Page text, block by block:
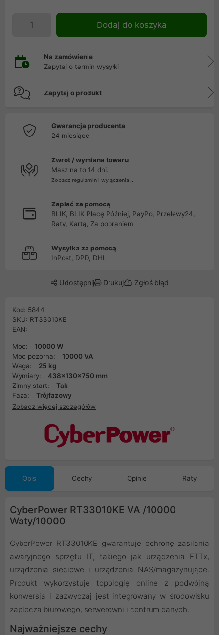
Dodaj do koszyka
Na zamówienie
Zapytaj o termin wysyłki
Zapytaj o produkt
Gwarancja producenta
24 miesiące
Zwrot / wymiana towaru
Masz na to 14 dni.
Zobacz regulamin i wyłączenia...
Zapłać za pomocą
BLIK, BLIK Płacę Później, PayPo, Przelewy24,
Raty, Kartą, Za pobraniem
Wysyłka za pomocą
InPost, DPD, DHL
Udostępnij Drukuj Zgłoś błąd
Kod: 5844
SKU: RT33010KE
EAN:
Moc:
10000 W
Moc pozorna:
10000 VA
Waga:
25 kg
Wymiary:
438x130x750 mm
Zimny start:
Tak
Faza:
Trójfazowy
Zobacz więcej szczegółów
Opis Cechy Opinie Raty
CyberPower RT33010KE VA /10000
Waty/10000
CyberPower RT33010KE gwarantuje ochronę zasilania
awaryjnego sprzętu IT, takiego jak urządzenia FTTx,
urządzenia sieciowe i urządzenia NAS/magazynujące.
Produkt wykorzystuje topologię online z podwójną
konwersją i zazwyczaj jest integrowany w środowisku
zaplecza biurowego, serwerowni i centrum danych.
Najważniejsze cechy